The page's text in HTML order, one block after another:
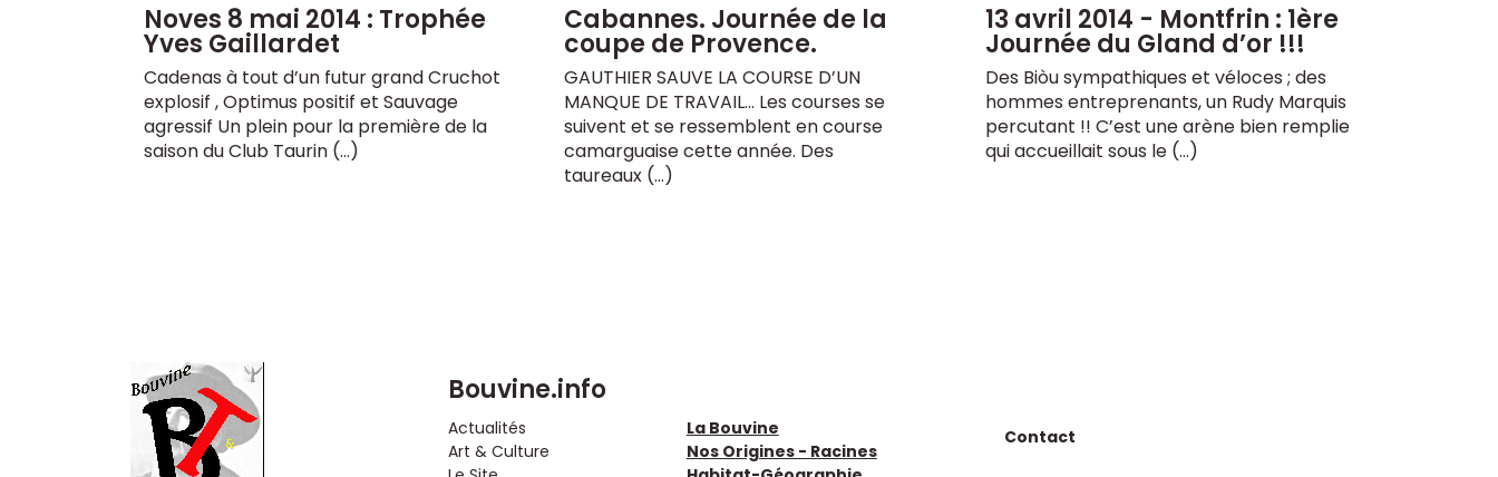
Noves 8 mai 2014 : Trophée
Yves Gaillardet
Cadenas à tout d’un futur grand Cruchot
explosif , Optimus positif et Sauvage
agressif Un plein pour la première de la
saison du Club Taurin (…)
Cabannes. Journée de la
coupe de Provence.
GAUTHIER SAUVE LA COURSE D’UN
MANQUE DE TRAVAIL... Les courses se
suivent et se ressemblent en course
camarguaise cette année. Des
taureaux (…)
13 avril 2014 - Montfrin : 1ère
Journée du Gland d’or !!!
Des Biòu sympathiques et véloces ; des
hommes entreprenants, un Rudy Marquis
percutant !! C’est une arène bien remplie
qui accueillait sous le (…)
Bouvine.info
Actualités
Art & Culture
La Bouvine
Nos Origines - Racines
Contact